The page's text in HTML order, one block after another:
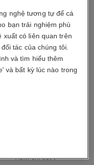
Xem chi tiết
nghệ tương tự để cá
bạn trải nghiệm phù
xuất có liên quan trên
tác của chúng tôi.
và tìm hiểu thêm
và bất kỳ lúc nào trong